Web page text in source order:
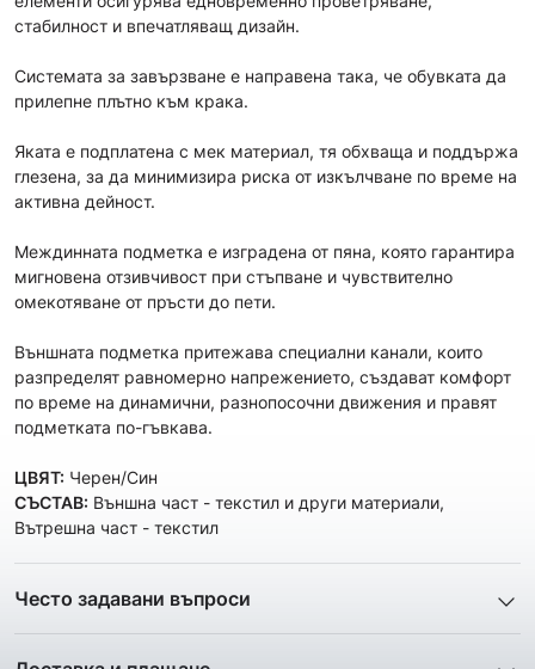
стабилност и впечатляващ дизайн.
Системата за завързване е направена така, че обувката да
прилепне плътно към крака.
Яката е подплатена с мек материал, тя обхваща и поддържа
глезена, за да минимизира риска от изкълчване по време на
активна дейност.
Междинната подметка е изградена от пяна, която гарантира
мигновена отзивчивост при стъпване и чувствително
омекотяване от пръсти до пети.
Външната подметка притежава специални канали, които
разпределят равномерно напрежението, създават комфорт
по време на динамични, разнопосочни движения и правят
подметката по-гъвкава.
ЦВЯТ: Черен/Син
СЪСТАВ: Външна част - текстил и други материали,
Вътрешна част - текстил
Често задавани въпроси